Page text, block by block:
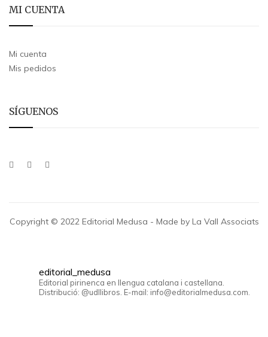
MI CUENTA
Mi cuenta
Mis pedidos
SÍGUENOS
Copyright © 2022 Editorial Medusa - Made by La Vall Associats
editorial_medusa
Editorial pirinenca en llengua catalana i castellana.
Distribució: @udllibros. E-mail: info@editorialmedusa.com.